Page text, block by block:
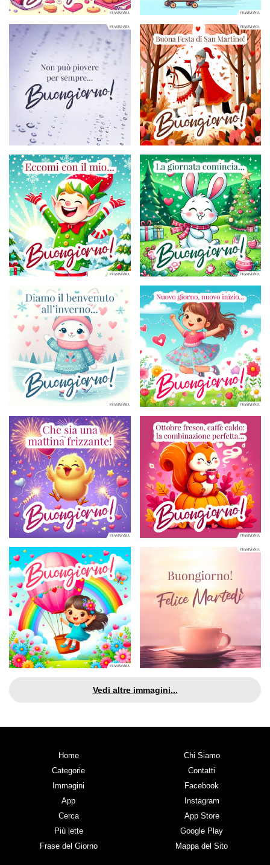
Vedi altre immagini...
Home
Categorie
Immagini
App
Cerca
Più lette
Frase del Giorno
Chi Siamo
Contatti
Facebook
Instagram
App Store
Google Play
Mappa del Sito